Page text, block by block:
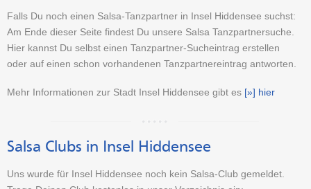
Falls Du noch einen Salsa-Tanzpartner in Insel Hiddensee suchst:
Am Ende dieser Seite findest Du unsere Salsa Tanzpartnersuche.
Hier kannst Du selbst einen Tanzpartner-Sucheintrag erstellen
oder auf einen schon vorhandenen Tanzpartnereintrag antworten.
Mehr Informationen zur Stadt Insel Hiddensee gibt es [»] hier
Salsa Clubs in Insel Hiddensee
Uns wurde für Insel Hiddensee noch kein Salsa-Club gemeldet.